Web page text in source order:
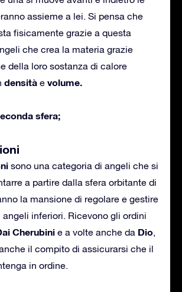
assieme a lei. Si pensa che
fisicamente grazie a questa
che crea la materia grazie
della loro sostanza di calore
densità e volume.
sfera;
sono una categoria di angeli che si
a partire dalla sfera orbitante di
la mansione di regolare e gestire
inferiori. Ricevono gli ordini
Cherubini e a volte anche da Dio,
il compito di assicurarsi che il
in ordine.